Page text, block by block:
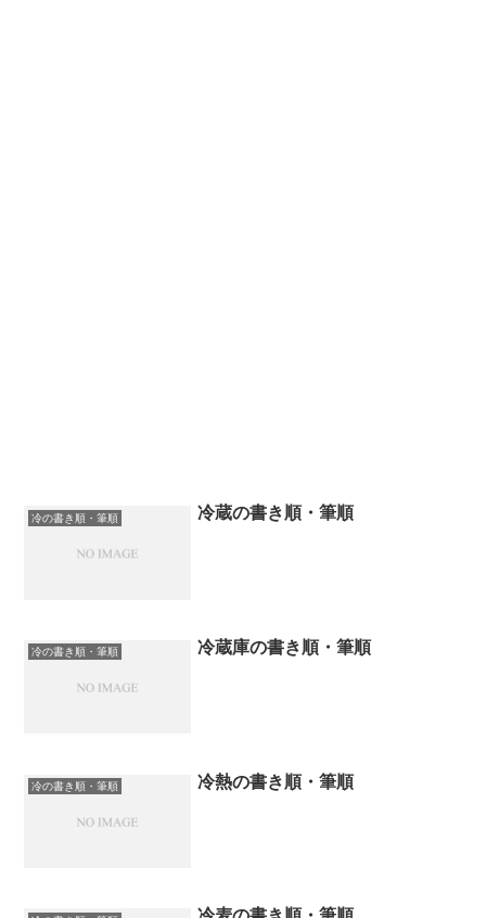
冷の書き順・筆順 冷蔵の書き順・筆順
冷の書き順・筆順 冷蔵庫の書き順・筆順
冷の書き順・筆順 冷熱の書き順・筆順